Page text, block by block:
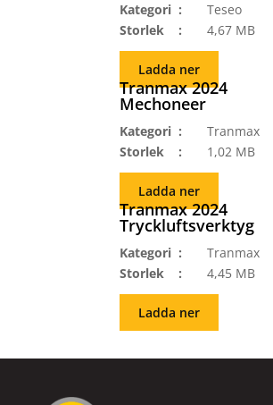
Kategori
Teseo
Storlek
4,67 MB
Ladda ner
Tranmax 2024
Mechoneer
Kategori
Tranmax
Storlek
1,02 MB
Ladda ner
Tranmax 2024
Tryckluftsverktyg
Kategori
Tranmax
Storlek
4,45 MB
Ladda ner